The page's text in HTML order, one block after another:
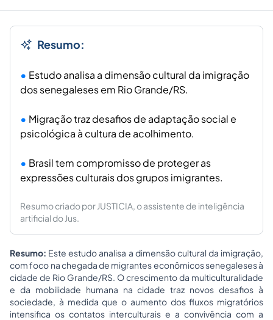
Resumo:
Estudo analisa a dimensão cultural da imigração
dos senegaleses em Rio Grande/RS.
Migração traz desafios de adaptação social e
psicológica à cultura de acolhimento.
Brasil tem compromisso de proteger as
expressões culturais dos grupos imigrantes.
Resumo criado por JUSTICIA, o assistente de inteligência
artificial do Jus.
Resumo: Este estudo analisa a dimensão cultural da imigração,
com foco na chegada de migrantes econômicos senegaleses à
cidade de Rio Grande/RS. O crescimento da multiculturalidade
e da mobilidade humana na cidade traz novos desafios à
sociedade, à medida que o aumento dos fluxos migratórios
intensifica os contatos interculturais e a convivência com a